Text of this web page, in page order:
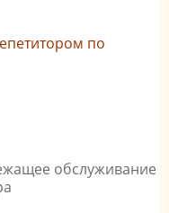
по
обслуживание